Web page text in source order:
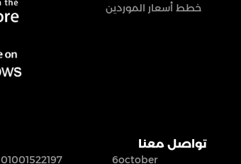
خطط أسعار الموردين
تواصل معنا
6october
01001522197